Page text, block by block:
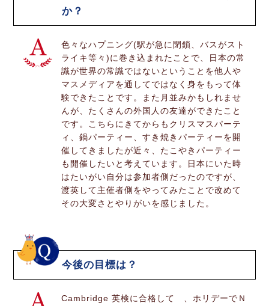
か？
色々なハプニング(駅が急に閉鎖、バスがスト
ライキ等々)に巻き込まれたことで、日本の常
識が世界の常識ではないということを他人や
マスメディアを通してではなく身をもって体
験できたことです。また月並みかもしれませ
んが、たくさんの外国人の友達ができたこと
です。こちらにきてからもクリスマスパーテ
ィ、鍋パーティー、すき焼きパーティーを開
催してきましたが近々、たこやきパーティー
も開催したいと考えています。日本にいた時
はたいがい自分は参加者側だったのですが、
渡英して主催者側をやってみたことで改めて
その大変さとやりがいを感じました。
今後の目標は？
Cambridge 英検に合格して 、ホリデーでＮ